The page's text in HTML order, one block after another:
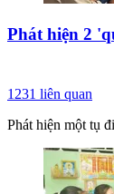
Phát hiện 2
1231 liên quan
Phát hiện một tụ